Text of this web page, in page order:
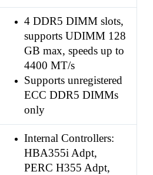
4 DDR5 DIMM slots,
supports UDIMM 128
GB max, speeds up to
4400 MT/s
Supports unregistered
ECC DDR5 DIMMs
only
Internal Controllers:
HBA355i Adpt,
PERC H355 Adpt,